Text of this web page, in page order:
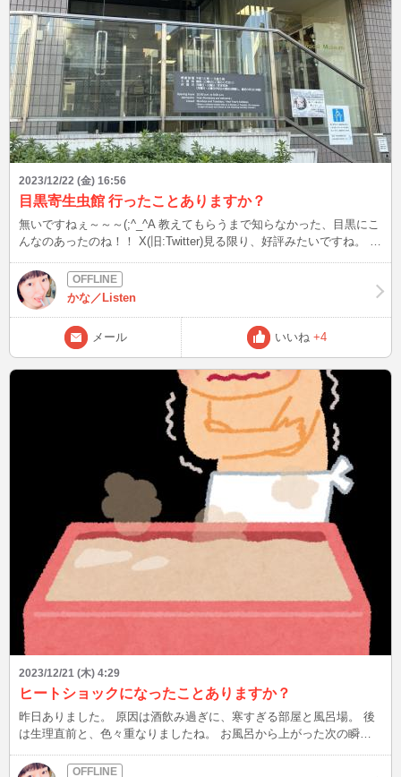
2023/12/22 (金) 16:56
目黒寄生虫館 行ったことありますか？
無いですねぇ～～～(;^_^A 教えてもらうまで知らなかった、目黒にこ
んなのあったのね！！ X(旧:Twitter)見る限り、好評みたいですね。 入
ートに憧れを抱いてる方も…！ もし皆さんが異性からデートに誘わ
れた際、目黒寄生虫館に行くのはあり？？ それとも無し？？ この後
22時45分頃～ 空気が乾燥しています、のどを痛めないようご用心く
かな／Listen
メール いいね +4
2023/12/21 (木) 4:29
ヒートショックになったことありますか？
昨日ありました。 原因は酒飲み過ぎに、寒すぎる部屋と風呂場。 後
は生理直前と、色々重なりましたね。 お風呂から上がった次の瞬
て、無理に服着ようとしたらバランス崩して転倒(;^_^A ついでにトイ